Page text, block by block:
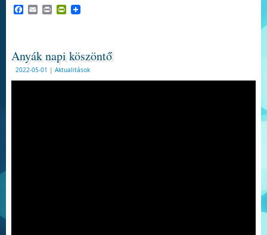
Facebook
EmailPrintPrintFriendly
Anyák napi köszöntő
2022-05-01 | Aktualitások